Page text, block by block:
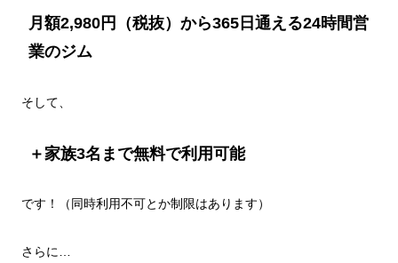
月額2,980円（税抜）から365日通える24時間営
業のジム
そして、
＋家族3名まで無料で利用可能
です！（同時利用不可とか制限はあります）
さらに…